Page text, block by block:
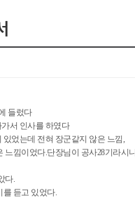
들렀다
서 인사를 하였다
었는데 전혀 장군같지 않은 느낌,
낌이었다.단장님이 공사28기라시니
다.
를 듣고 있었다.